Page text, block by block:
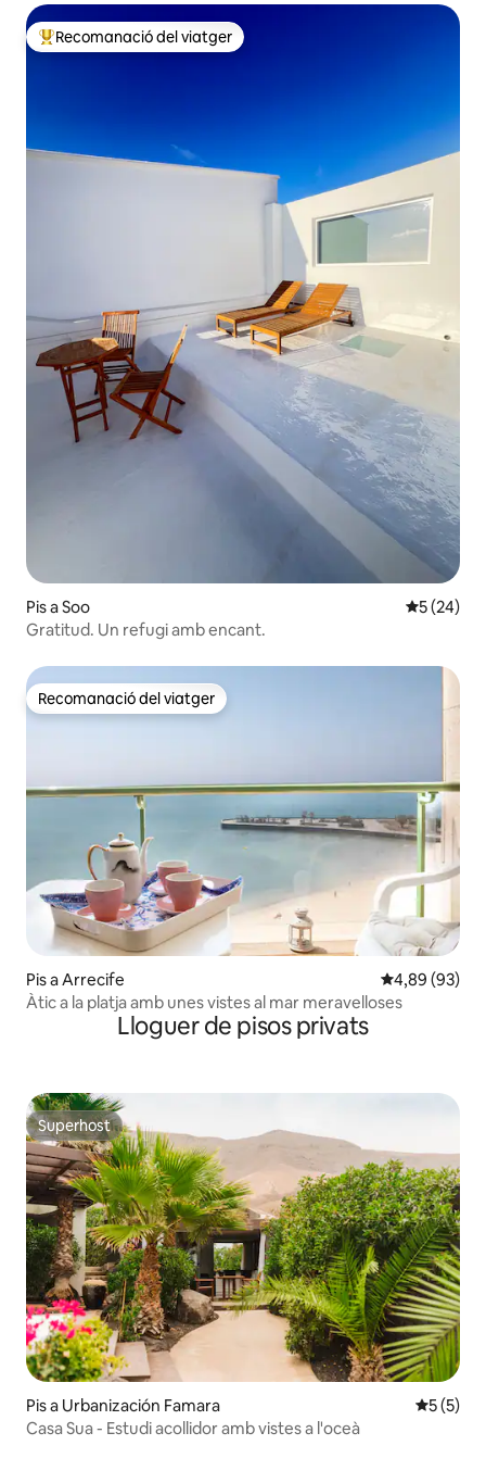
Principals recomanacions dels viatgers
Recomanació del viatger
Pis a Soo 5 de
5 (24)
Gratitud. Un refugi amb encant.
Recomanació del viatger
Recomanació del viatger
Pis a Arrecife 4,89 de
4,89 (93)
Àtic a la platja amb unes vistes al mar meravelloses
Lloguer de pisos privats
Superhost
Superhost
Pis a Urbanización Famara 5 de
5 (5)
Casa Sua - Estudi acollidor amb vistes a l'oceà